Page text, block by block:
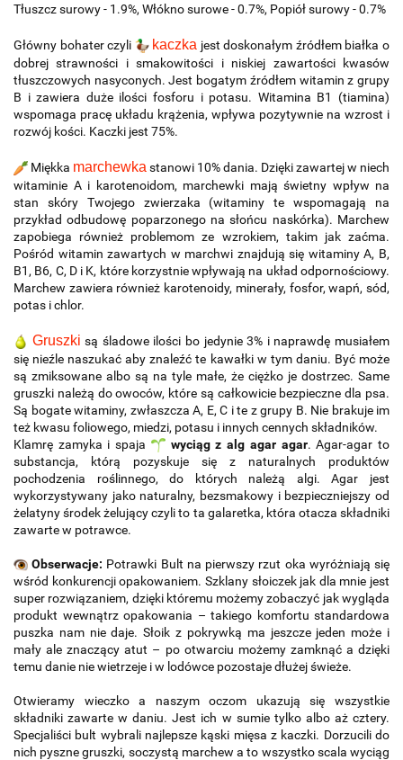
Tłuszcz surowy - 1.9%, Włókno surowe - 0.7%, Popiół surowy - 0.7%
Główny bohater czyli kaczka jest doskonałym źródłem białka o
dobrej strawności i smakowitości i niskiej zawartości kwasów
tłuszczowych nasyconych. Jest bogatym źródłem witamin z grupy
B i zawiera duże ilości fosforu i potasu. Witamina B1 (tiamina)
wspomaga pracę układu krążenia, wpływa pozytywnie na wzrost i
rozwój kości. Kaczki jest 75%.
Miękka marchewka stanowi 10% dania. Dzięki zawartej w niech
witaminie A i karotenoidom, marchewki mają świetny wpływ na
stan skóry Twojego zwierzaka (witaminy te wspomagają na
przykład odbudowę poparzonego na słońcu naskórka). Marchew
zapobiega również problemom ze wzrokiem, takim jak zaćma.
Pośród witamin zawartych w marchwi znajdują się witaminy A, B,
B1, B6, C, D i K, które korzystnie wpływają na układ odpornościowy.
Marchew zawiera również karotenoidy, minerały, fosfor, wapń, sód,
potas i chlor.
Gruszki są śladowe ilości bo jedynie 3% i naprawdę musiałem
się nieźle naszukać aby znaleźć te kawałki w tym daniu. Być może
są zmiksowane albo są na tyle małe, że ciężko je dostrzec. Same
gruszki należą do owoców, które są całkowicie bezpieczne dla psa.
Są bogate witaminy, zwłaszcza A, E, C i te z grupy B. Nie brakuje im
też kwasu foliowego, miedzi, potasu i innych cennych składników.
Klamrę zamyka i spaja
wyciąg z alg agar agar. Agar-agar to
substancja, którą pozyskuje się z naturalnych produktów
pochodzenia roślinnego, do których należą algi. Agar jest
wykorzystywany jako naturalny, bezsmakowy i bezpieczniejszy od
żelatyny środek żelujący czyli to ta galaretka, która otacza składniki
zawarte w potrawce.
Obserwacje: Potrawki Bult na pierwszy rzut oka wyróżniają się
wśród konkurencji opakowaniem. Szklany słoiczek jak dla mnie jest
super rozwiązaniem, dzięki któremu możemy zobaczyć jak wygląda
produkt wewnątrz opakowania – takiego komfortu standardowa
puszka nam nie daje. Słoik z pokrywką ma jeszcze jeden może i
mały ale znaczący atut – po otwarciu możemy zamknąć a dzięki
temu danie nie wietrzeje i w lodówce pozostaje dłużej świeże.
Otwieramy wieczko a naszym oczom ukazują się wszystkie
składniki zawarte w daniu. Jest ich w sumie tylko albo aż cztery.
Specjaliści bult wybrali najlepsze kąski mięsa z kaczki. Dorzucili do
nich pyszne gruszki, soczystą marchew a to wszystko scala wyciąg